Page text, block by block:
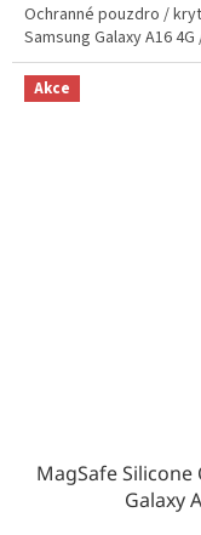
Ochranné pouzdro /
Samsung Galaxy A16
Akce
MagSafe
Galaxy